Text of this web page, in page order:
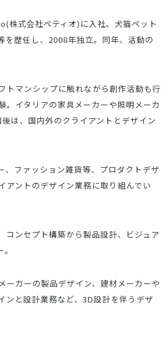
株式会社ペティオ)に入社。犬猫ペット
を歴任し、2008年独立。同年、活動の
トマンシップに触れながら創作活動も行
イタリアの家具メーカーや照明メーカ
は、国内外のクライアントとデザイン
ファッション雑貨等、プロダクトデザ
ントのデザイン業務に取り組んでい
ンセプト構築から製品設計、ビジュア
カーの製品デザイン、建材メーカーや
ンと設計業務など、3D設計を伴うデザ